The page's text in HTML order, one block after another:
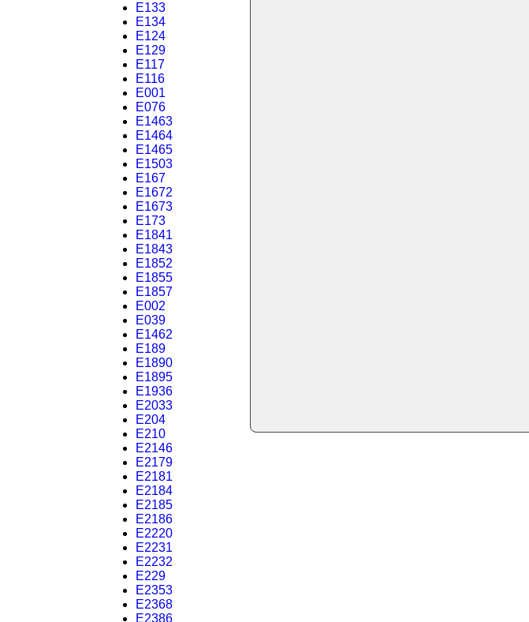
E133
E134
E124
E129
E117
E116
E001
E076
E1463
E1464
E1465
E1503
E167
E1672
E1673
E173
E1841
E1843
E1852
E1855
E1857
E002
E039
E1462
E189
E1890
E1895
E1936
E2033
E204
E210
E2146
E2179
E2181
E2184
E2185
E2186
E2220
E2231
E2232
E229
E2353
E2368
E2386